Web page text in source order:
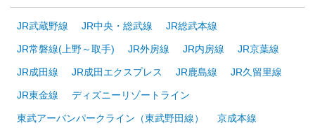
JR武蔵野線 JR中央・総武線 JR総武本線
JR常磐線(上野～取手) JR外房線 JR内房線 JR京葉線
JR成田線 JR成田エクスプレス JR鹿島線 JR久留里線
JR東金線 ディズニーリゾートライン
東武アーバンパークライン（東武野田線） 京成本線